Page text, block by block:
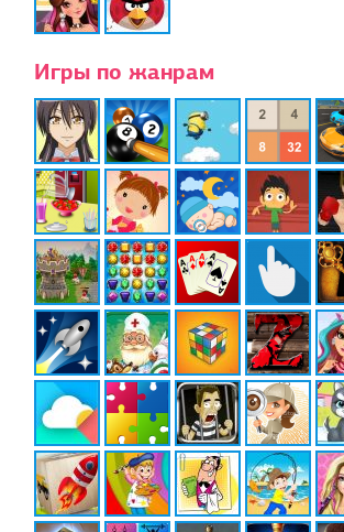
Игры по жанрам